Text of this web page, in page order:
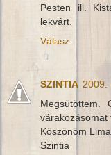
Pesten ill.
lekvárt.
Válasz
SZINTIA 2009.
Megsütöttem.
várakozásomat
Köszönöm
Szintia